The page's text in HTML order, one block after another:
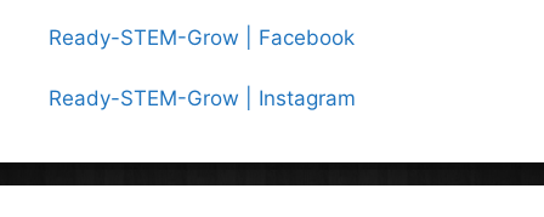
Ready-STEM-Grow | Facebook
Ready-STEM-Grow | Instagram